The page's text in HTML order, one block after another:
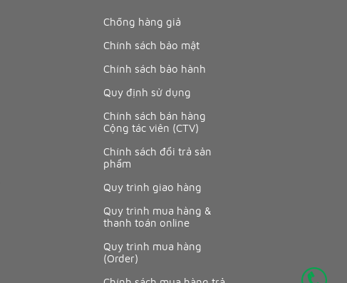
Chống hàng giả
Chính sách bảo mật
Chính sách bảo hành
Quy định sử dụng
Chính sách bán hàng
Cộng tác viên (CTV)
Chính sách đổi trả sản
phẩm
Quy trình giao hàng
Quy trình mua hàng &
thanh toán online
Quy trình mua hàng
(Order)